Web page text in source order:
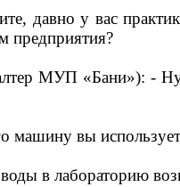
давно у вас
предприятия?
МУП «Бани»): - Ну,
машину вы
в лабораторию